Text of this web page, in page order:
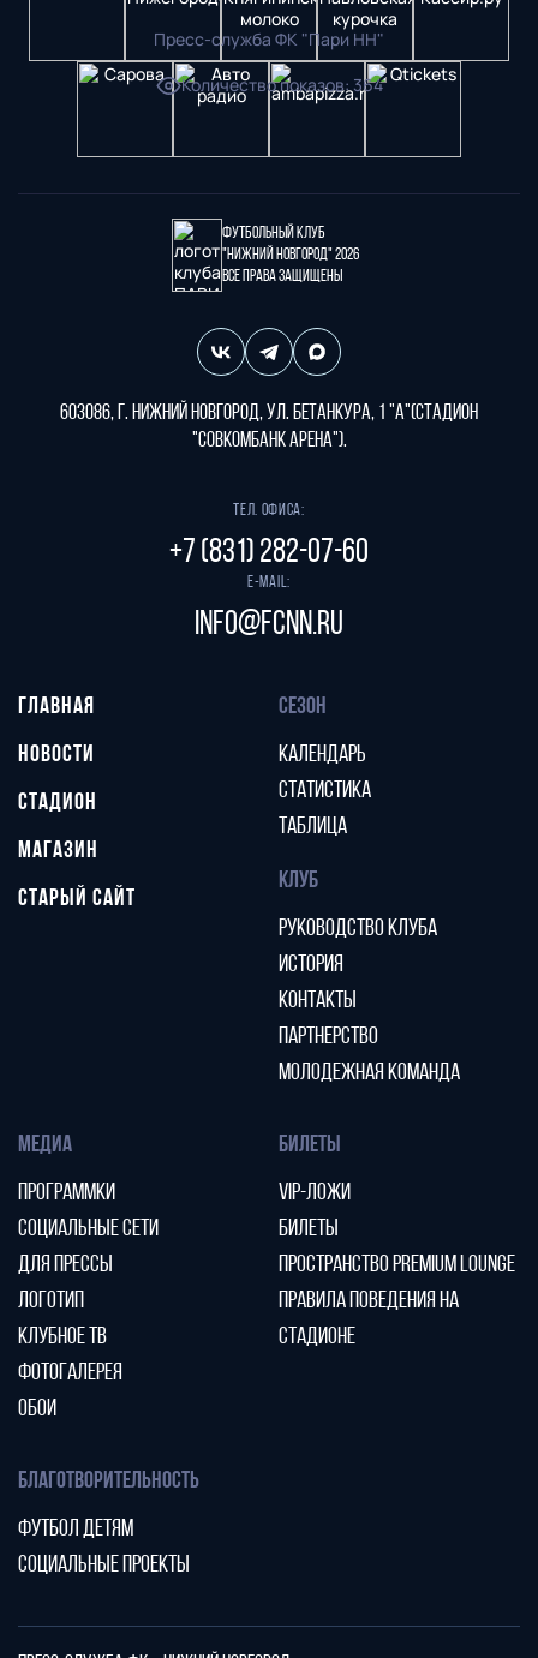
Пресс-служба ФК "Пари НН"
Количество показов:364
Футбольный клуб
"Нижний Новгород" 2026
Все права защищены
603086, г. Нижний Новгород, ул. Бетанкура, 1 "А"(стадион
"СОВКОМБАНК АРЕНА").
Тел. офиса:
+7 (831) 282-07-60
E-mail:
info@fcnn.ru
ГЛАВНАЯ
НОВОСТИ
СТАДИОН
МАГАЗИН
СТАРЫЙ САЙТ
СЕЗОН
КАЛЕНДАРЬ
СТАТИСТИКА
ТАБЛИЦА
КЛУБ
РУКОВОДСТВО КЛУБА
ИСТОРИЯ
КОНТАКТЫ
ПАРТНЕРСТВО
МОЛОДЕЖНАЯ КОМАНДА
МЕДИА
ПРОГРАММКИ
СОЦИАЛЬНЫЕ СЕТИ
ДЛЯ ПРЕССЫ
ЛОГОТИП
КЛУБНОЕ ТВ
ФОТОГАЛЕРЕЯ
ОБОИ
БИЛЕТЫ
VIP-ЛОЖИ
БИЛЕТЫ
ПРОСТРАНСТВО PREMIUM LOUNGE
ПРАВИЛА ПОВЕДЕНИЯ НА
СТАДИОНЕ
БЛАГОТВОРИТЕЛЬНОСТЬ
ФУТБОЛ ДЕТЯМ
СОЦИАЛЬНЫЕ ПРОЕКТЫ